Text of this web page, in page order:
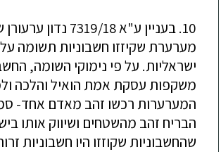
10. בעניין ע"א 7319/18
מערערת שקיזזו חשבוניות תשומה
ישראליות. על פי נימוקי השומה,
משקפות עסקת אמת הואיל והלכה
המערערות רכשו זהב מאדם אחד-
הבריח זהב מהשטחים ושיווק אותו
שהחשבוניות שקוזזו היו חשבוניות